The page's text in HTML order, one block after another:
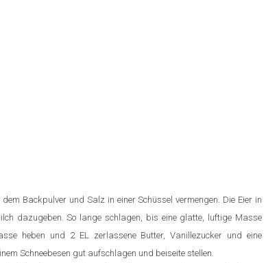
Backpulver und Salz in einer Schüssel vermengen. Die Eier in
dazugeben. So lange schlagen, bis eine glatte, luftige Masse
heben und 2 EL zerlassene Butter, Vanillezucker und eine
Schneebesen gut aufschlagen und beiseite stellen.